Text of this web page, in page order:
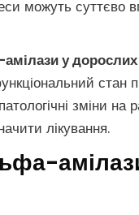
можуть суттєво
у дорослих
стан
зміни на
лікування.